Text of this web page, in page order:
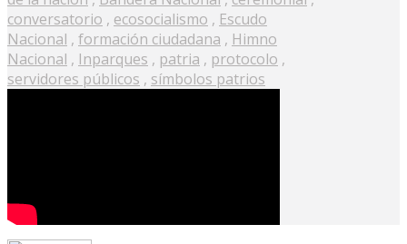
conversatorio , ecosocialismo , Escudo
Nacional , formación ciudadana , Himno
Nacional , Inparques , patria , protocolo ,
servidores públicos , símbolos patrios